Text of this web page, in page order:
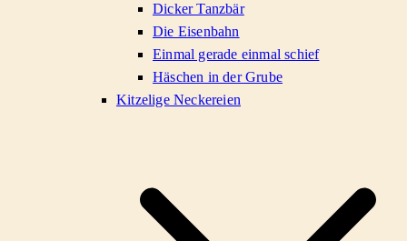
Dicker Tanzbär
Die Eisenbahn
Einmal gerade einmal schief
Häschen in der Grube
Kitzelige Neckereien